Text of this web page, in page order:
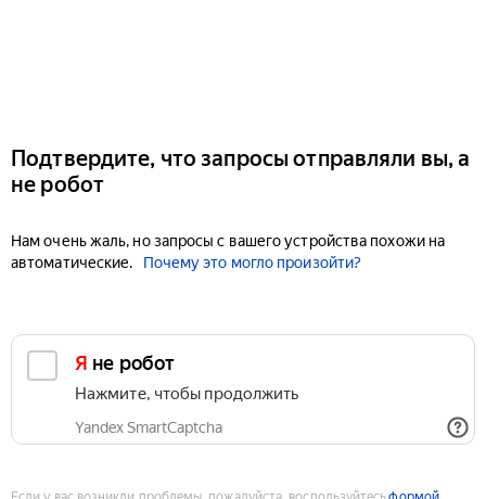
Подтвердите, что запросы отправляли вы, а
не робот
Нам очень жаль, но запросы с вашего устройства похожи на
автоматические.
Почему это могло произойти?
Я не робот
Нажмите, чтобы продолжить
Yandex SmartCaptcha